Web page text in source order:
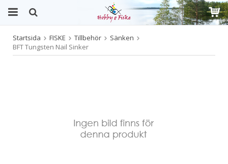
Produkten har blivit tillagd i varukorgen
Startsida FISKE Tillbehör
Sänken
BFT Tungsten Nail Sinker